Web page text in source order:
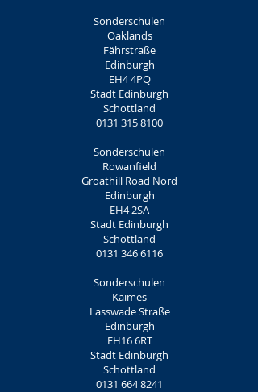
Sonderschulen
Oaklands
Fährstraße
Edinburgh
EH4 4PQ
Stadt Edinburgh
Schottland
0131 315 8100
Sonderschulen
Rowanfield
Groathill Road Nord
Edinburgh
EH4 2SA
Stadt Edinburgh
Schottland
0131 346 6116
Sonderschulen
Kaimes
Lasswade Straße
Edinburgh
EH16 6RT
Stadt Edinburgh
Schottland
0131 664 8241